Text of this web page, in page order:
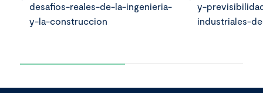
desafios-reales-de-la-ingenieria-
y-la-construccion
y-
industriales-